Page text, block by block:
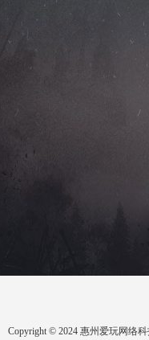
Copyright © 2024 惠州爱玩网络